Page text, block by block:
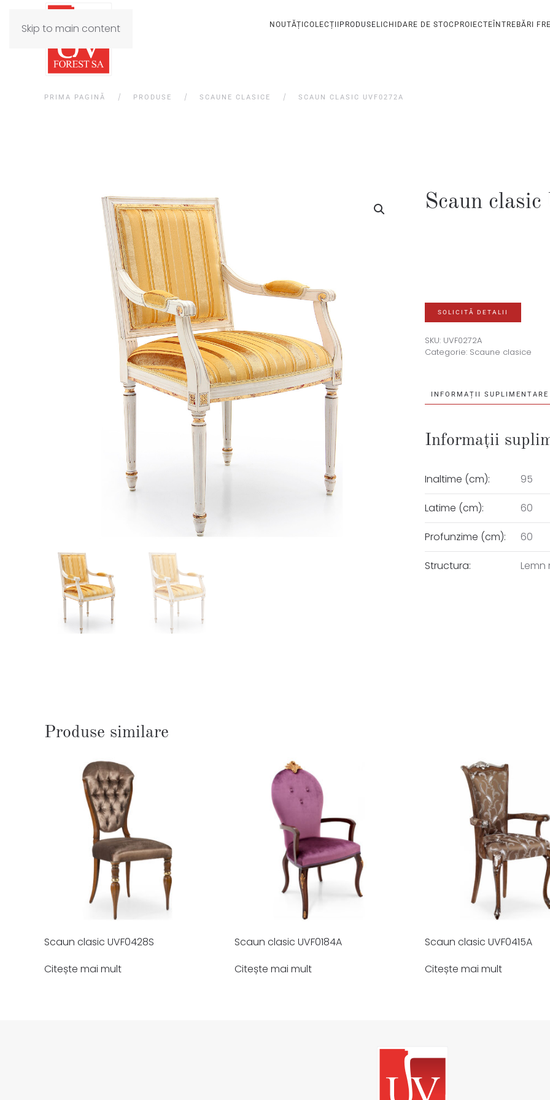
Skip to main content NOUTĂȚICOLECȚIIPRODUSELICHIDARE DE STOCPROIECTEÎNTREBĂRI
PRIMA PAGINĂ PRODUSE SCAUNE CLASICE SCAUN CLASIC UVF0272A
Scaun
SOLICITĂ DETALII
SKU: UVF0272A
Categorie: Scaune clasice
INFORMAȚII SUPLIMENTARE
Informații
Inaltime (cm): 95
Latime (cm): 60
Profunzime (cm): 60
Structura:
Produse similare
Scaun clasic UVF0428S
Citește mai mult
Scaun clasic UVF0184A
Citește mai mult
Scaun clasic UVF0415A
Citește mai mult